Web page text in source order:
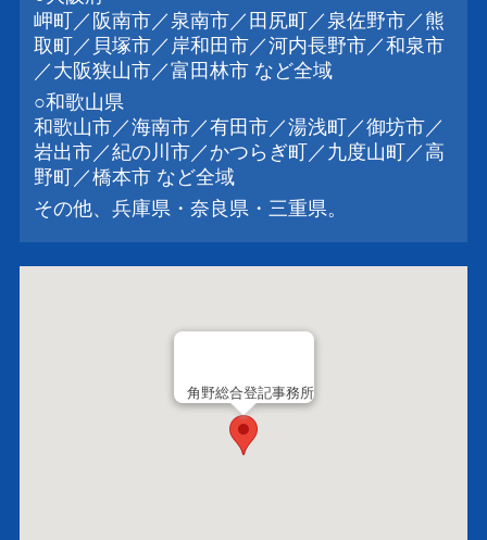
岬町／阪南市／泉南市／田尻町／泉佐野市／熊
取町／貝塚市／岸和田市／河内長野市／和泉市
／大阪狭山市／富田林市 など全域
○和歌山県
和歌山市／海南市／有田市／湯浅町／御坊市／
岩出市／紀の川市／かつらぎ町／九度山町／高
野町／橋本市 など全域
その他、兵庫県・奈良県・三重県。
角野総合登記事務所